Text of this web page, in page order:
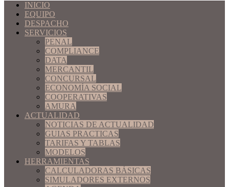
INICIO
EQUIPO
DESPACHO
SERVICIOS
PENAL
COMPLIANCE
DATA
MERCANTIL
CONCURSAL
ECONOMÍA SOCIAL
COOPERATIVAS
AMURA
ACTUALIDAD
NOTICIAS DE ACTUALIDAD
GUIAS PRACTICAS
TARIFAS Y TABLAS
MODELOS
HERRAMIENTAS
CALCULADORAS BÁSICAS
SIMULADORES EXTERNOS